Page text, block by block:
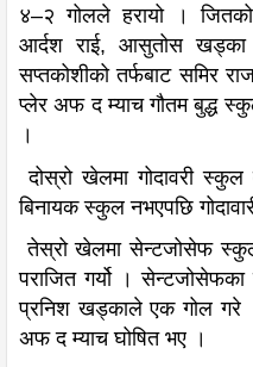
४–२ गोलले हरायो ।
आर्दश राई, आसुतोस खड्का
सप्तकोशीको तर्फबाट समिर
प्लेर अफ द म्याच गौतम बुद्ध
।
दोस्रो खेलमा गोदावरी
बिनायक स्कुल नभएपछि
तेस्रो खेलमा सेन्टजोसेफ
पराजित गर्यो । सेन्टजोसेफका
प्रनिश खड्काले एक गोल गरे ।
अफ द म्याच घोषित भए ।